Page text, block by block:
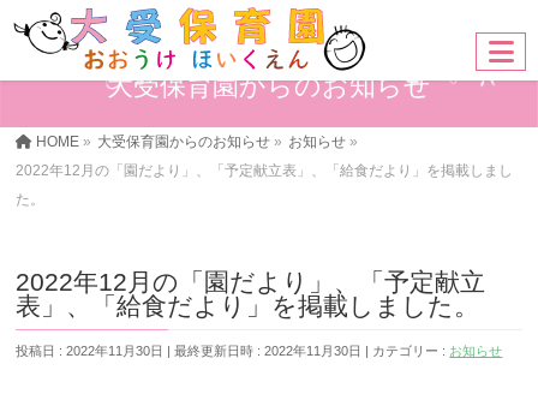
大受保育園からのお知らせ
HOME » 大受保育園からのお知らせ » お知らせ »
2022年12月の「園だより」、「予定献立表」、「給食だより」を掲載しまし
た。
2022年12月の「園だより」、「予定献立
表」、「給食だより」を掲載しました。
投稿日 : 2022年11月30日 最終更新日時 : 2022年11月30日 カテゴリー : お知らせ